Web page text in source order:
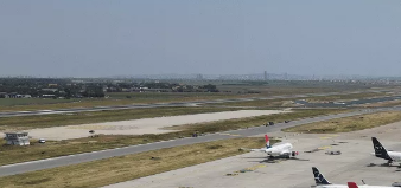
WELLBEING
BMW
BMW
BIZLIFE
IZJAVA